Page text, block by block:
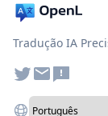
Tradução IA